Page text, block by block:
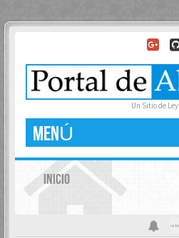
Un Sitio de Ley
MENÚ
INICIO